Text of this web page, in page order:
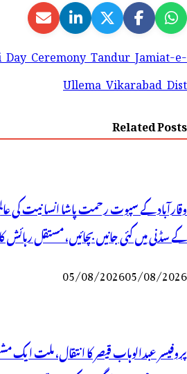
e-
Ullema_Vikarabad_Dist
Related Posts
وقارآباد کے سپوت رحمت پاشا انسانیت کی
کے سڈنی میں کئی جانیں بچائیں، مستقل
05/08/202605/08/2026
پروفیسر عبدالوہاب قیصر کا انتقال، ملت ایک